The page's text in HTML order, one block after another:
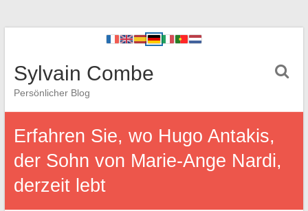
Sylvain Combe
Persönlicher Blog
Erfahren Sie, wo Hugo Antakis,
der Sohn von Marie-Ange Nardi,
derzeit lebt